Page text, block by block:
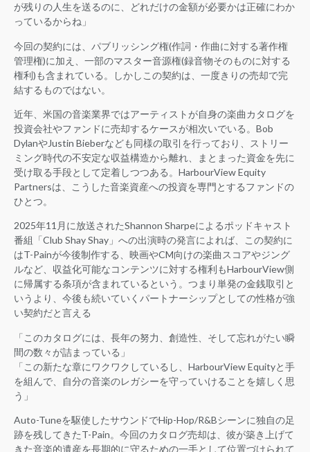
が残りの人生を送るのに、どれだけの金額が必要かは正確にわか
っているからね」
今回の契約には、パブリッシング権(作詞・作曲に対する著作権
管理権)に加え、一部のマスター音源権(録音物そのものに対する
権利)も含まれている。しかしこの契約は、一度きりの売却で完
結するものではない。
近年、米国の音楽業界ではアーティストが自身の楽曲カタログを
投資会社やファンドに売却するケースが相次いでいる。Bob
DylanやJustin Bieberなども同様の取引を行っており、ストリー
ミング時代の不安定な収益構造から離れ、まとまった資金を先に
受け取る手段として定着しつつある。HarbourView Equity
Partnersは、こうした音楽資産への投資を専門とするファンドの
ひとつ。
2025年11月に放送されたShannon Sharpeによるポッドキャスト
番組「Club Shay Shay」への出演時の発言によれば、この契約に
はT-Painが今後制作する、映画やCM向けの楽曲スコアやジング
ルなど、収益化可能なコンテンツに対する権利もHarbourView側
に帰属する条項が含まれているという。つまり単発の金銭取引と
いうより、今後も続いていくパートナーシップとしての性格が強
い契約だと言える
「このカタログには、長年の努力、創造性、そして忘れがたい瞬
間の数々が詰まっている」
「この新たな章にワクワクしているし、HarbourView Equityと手
を組んで、自分の音楽のレガシーを守っていけることを嬉しく思
う」
Auto-Tuneを駆使したサウンドでHip-Hop/R&Bシーンに独自の足
跡を残してきたT-Pain。今回のカタログ売却は、彼が築き上げて
きた音楽的遺産を長期的に守るための一手として位置づけられて